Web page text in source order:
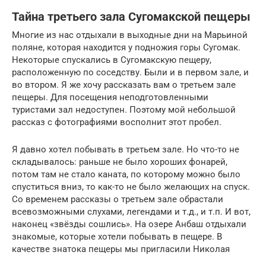
Тайна третьего зала Сугомакской пещеры
Многие из нас отдыхали в выходные дни на Марьиной
поляне, которая находится у подножия горы Сугомак.
Некоторые спускались в Сугомакскую пещеру,
расположенную по соседству. Были и в первом зале, и
во втором. Я же хочу рассказать вам о третьем зале
пещеры. Для посещения неподготовленными
туристами зал недоступен. Поэтому мой небольшой
рассказ с фотографиями восполнит этот пробел.
Я давно хотел побывать в третьем зале. Но что-то не
складывалось: раньше не было хороших фонарей,
потом там не стало каната, по которому можно было
спуститься вниз, то как-то не было желающих на спуск.
Со временем рассказы о третьем зале обрастали
всевозможными слухами, легендами и т.д., и т.п. И вот,
наконец «звёзды сошлись». На озере Анбаш отдыхали
знакомые, которые хотели побывать в пещере. В
качестве знатока пещеры мы пригласили Николая